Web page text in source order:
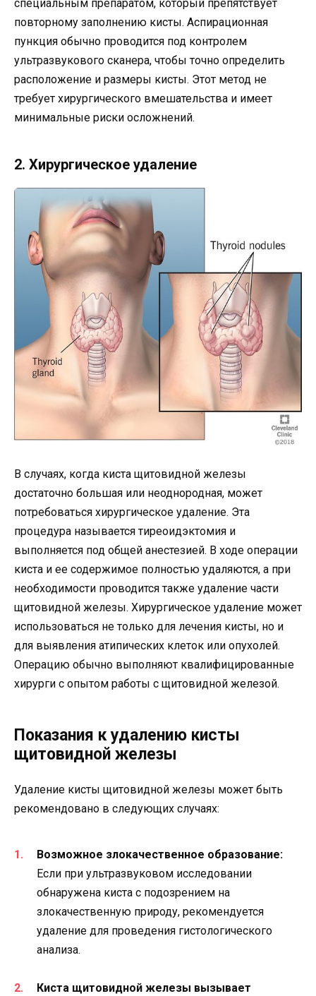
специальным препаратом, который препятствует
повторному заполнению кисты. Аспирационная
пункция обычно проводится под контролем
ультразвукового сканера, чтобы точно определить
расположение и размеры кисты. Этот метод не
требует хирургического вмешательства и имеет
минимальные риски осложнений.
2. Хирургическое удаление
В случаях, когда киста щитовидной железы
достаточно большая или неоднородная, может
потребоваться хирургическое удаление. Эта
процедура называется тиреоидэктомия и
выполняется под общей анестезией. В ходе операции
киста и ее содержимое полностью удаляются, а при
необходимости проводится также удаление части
щитовидной железы. Хирургическое удаление может
использоваться не только для лечения кисты, но и
для выявления атипических клеток или опухолей.
Операцию обычно выполняют квалифицированные
хирурги с опытом работы с щитовидной железой.
Показания к удалению кисты
щитовидной железы
Удаление кисты щитовидной железы может быть
рекомендовано в следующих случаях:
Возможное злокачественное образование:
Если при ультразвуковом исследовании
обнаружена киста с подозрением на
злокачественную природу, рекомендуется
удаление для проведения гистологического
анализа.
Киста щитовидной железы вызывает